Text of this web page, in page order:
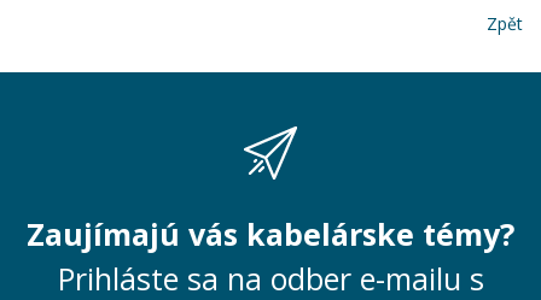
Zpět
Zaujímajú vás kabelárske témy?
Prihláste sa na odber e-mailu s